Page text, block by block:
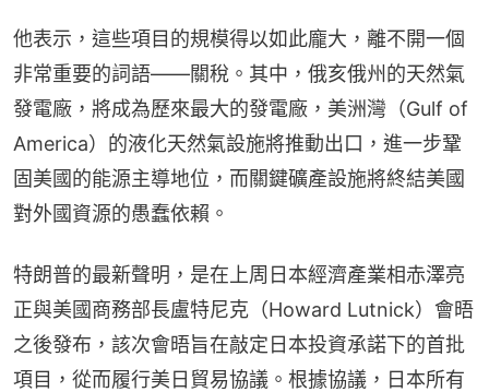
他表示，這些項目的規模得以如此龐大，離不開一個
非常重要的詞語——關稅。其中，俄亥俄州的天然氣
發電廠，將成為歷來最大的發電廠，美洲灣（Gulf of
America）的液化天然氣設施將推動出口，進一步鞏
固美國的能源主導地位，而關鍵礦產設施將終結美國
對外國資源的愚蠢依賴。
特朗普的最新聲明，是在上周日本經濟產業相赤澤亮
正與美國商務部長盧特尼克（Howard Lutnick）會晤
之後發布，該次會晤旨在敲定日本投資承諾下的首批
項目，從而履行美日貿易協議。根據協議，日本所有